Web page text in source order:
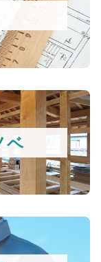
ベ